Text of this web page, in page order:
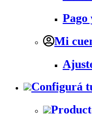
Pago
Mi
Configurá